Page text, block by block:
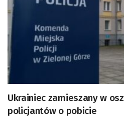
Ukrainiec zamieszany w
policjantów o pobicie